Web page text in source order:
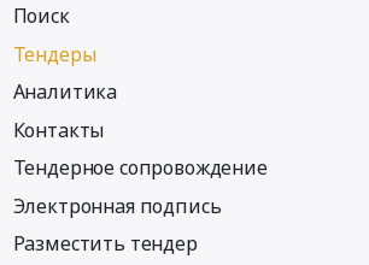
Поиск
Тендеры
Аналитика
Контакты
Тендерное сопровождение
Электронная подпись
Разместить тендер